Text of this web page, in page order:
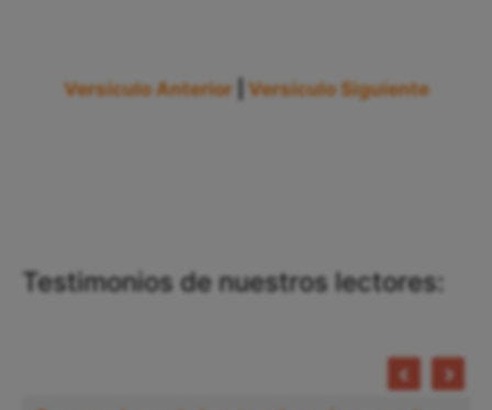
Versículo Anterior Versículo Siguiente
Testimonios de nuestros lectores: